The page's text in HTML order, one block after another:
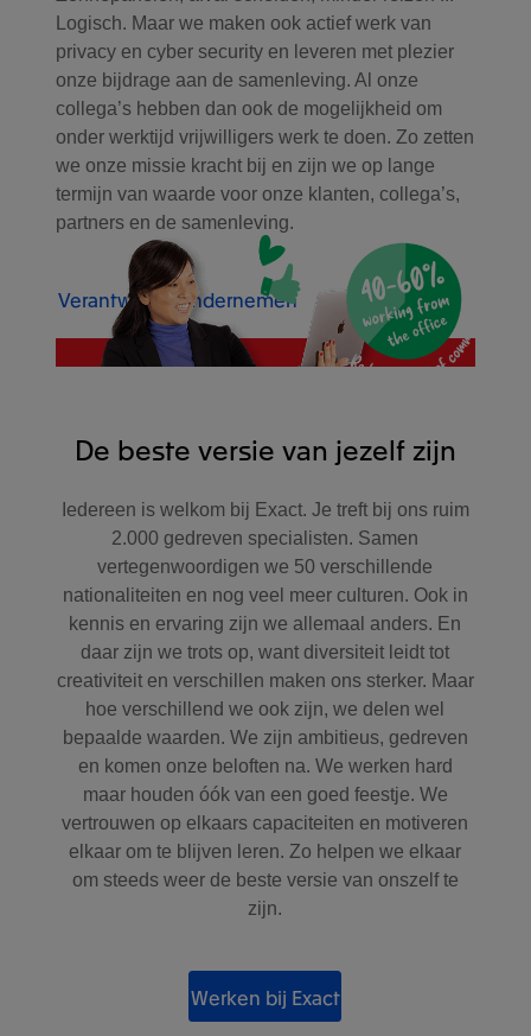
Logisch. Maar we maken ook actief werk van
privacy en cyber security en leveren met plezier
onze bijdrage aan de samenleving. Al onze
collega’s hebben dan ook de mogelijkheid om
onder werktijd vrijwilligers werk te doen. Zo zetten
we onze missie kracht bij en zijn we op lange
termijn van waarde voor onze klanten, collega’s,
partners en de samenleving.
Verantwoord ondernemen
De beste versie van jezelf zijn
Iedereen is welkom bij Exact. Je treft bij ons ruim
2.000 gedreven specialisten. Samen
vertegenwoordigen we 50 verschillende
nationaliteiten en nog veel meer culturen. Ook in
kennis en ervaring zijn we allemaal anders. En
daar zijn we trots op, want diversiteit leidt tot
creativiteit en verschillen maken ons sterker. Maar
hoe verschillend we ook zijn, we delen wel
bepaalde waarden. We zijn ambitieus, gedreven
en komen onze beloften na. We werken hard
maar houden óók van een goed feestje. We
vertrouwen op elkaars capaciteiten en motiveren
elkaar om te blijven leren. Zo helpen we elkaar
om steeds weer de beste versie van onszelf te
zijn.
Werken bij Exact